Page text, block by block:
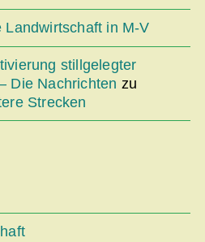
Landwirtschaft in M-V
stillgelegter
Die Nachrichten zu
Strecken